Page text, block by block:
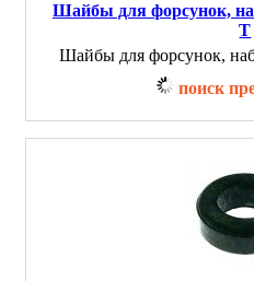
Шайбы для форсунок,
T
Шайбы для форсунок,
поиск